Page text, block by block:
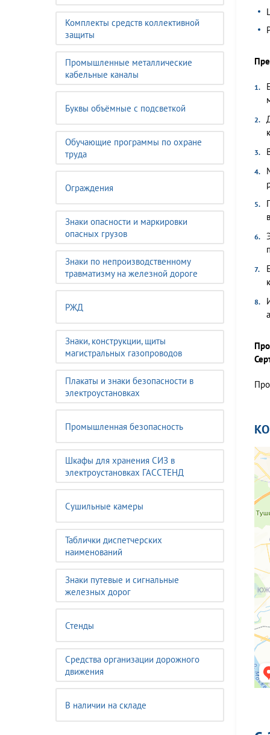
Комплекты средств коллективной
защиты
Промышленные металлические
кабельные каналы
Буквы объёмные с подсветкой
Обучающие программы по охране
труда
Ограждения
Знаки опасности и маркировки
опасных грузов
Знаки по непроизводственному
травматизму на железной дороге
РЖД
Знаки, конструкции, щиты
магистральных газопроводов
Плакаты и знаки безопасности в
электроустановках
Промышленная безопасность
Шкафы для хранения СИЗ в
электроустановках ГАССТЕНД
Сушильные камеры
Таблички диспетчерских
наименований
Знаки путевые и сигнальные
железных дорог
Стенды
Средства организации дорожного
движения
В наличии на складе